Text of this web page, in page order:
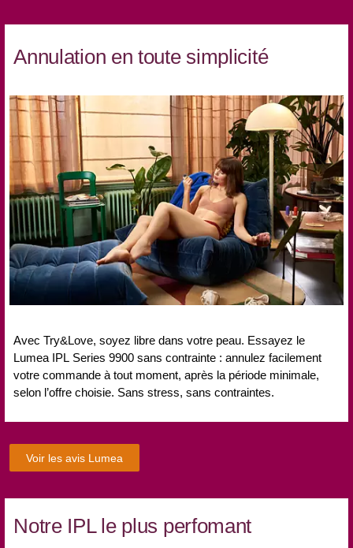
Annulation en toute simplicité
Avec Try&Love, soyez libre dans votre peau. Essayez le
Lumea IPL Series 9900 sans contrainte : annulez facilement
votre commande à tout moment, après la période minimale,
selon l’offre choisie. Sans stress, sans contraintes.
Voir les avis Lumea
Notre IPL le plus perfomant